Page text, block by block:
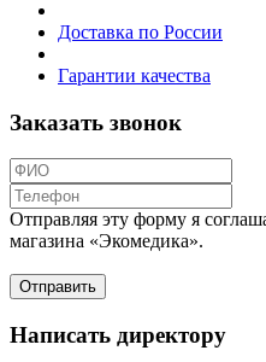
Доставка по России
Гарантии качества
Заказать звонок
Отправляя эту форму я
магазина «Экомедика».
Написать директору